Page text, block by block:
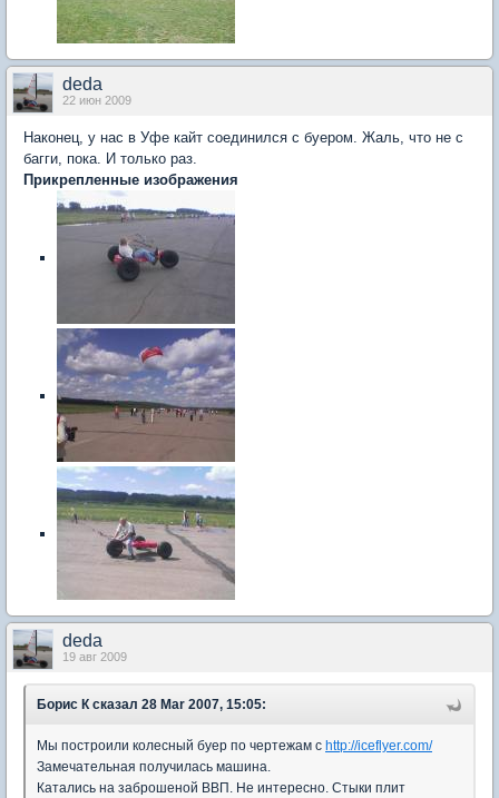
deda
22 июн 2009
Наконец, у нас в Уфе кайт соединился с буером. Жаль, что не с
багги, пока. И только раз.
Прикрепленные изображения
deda
19 авг 2009
Борис Ксказал 28 Mar 2007, 15:05:
Мы построили колесный буер по чертежам с http://iceflyer.com/
Замечательная получилась машина.
Катались на заброшеной ВВП. Не интересно. Стыки плит